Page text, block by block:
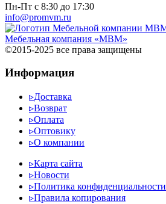
Пн-Пт с 8:30 до 17:30
info@promvm.ru
Мебельная компания «МВМ»
©2015-2025 все права защищены
Информация
▹Доставка
▹Возврат
▹Оплата
▹Оптовику
▹О компании
▹Карта сайта
▹Новости
▹Политика конфиденциальности
▹Правила копирования